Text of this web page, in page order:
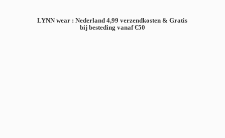
LYNN wear : Nederland 4,99 verzendkosten & Gratis
bij besteding vanaf €50